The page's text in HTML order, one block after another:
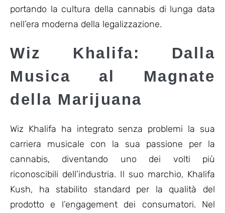
portando la cultura della cannabis di lunga data
nell’era moderna della legalizzazione.
Wiz Khalifa: Dalla
Musica al Magnate
della Marijuana
Wiz Khalifa ha integrato senza problemi la sua
carriera musicale con la sua passione per la
cannabis, diventando uno dei volti più
riconoscibili dell’industria. Il suo marchio, Khalifa
Kush, ha stabilito standard per la qualità del
prodotto e l’engagement dei consumatori. Nel